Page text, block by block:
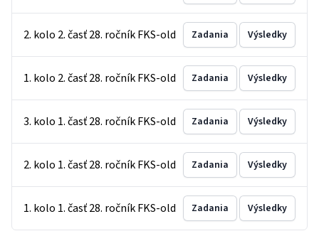
2. kolo 2. časť 28. ročník FKS-old Zadania Výsledky
1. kolo 2. časť 28. ročník FKS-old Zadania Výsledky
3. kolo 1. časť 28. ročník FKS-old Zadania Výsledky
2. kolo 1. časť 28. ročník FKS-old Zadania Výsledky
1. kolo 1. časť 28. ročník FKS-old Zadania Výsledky